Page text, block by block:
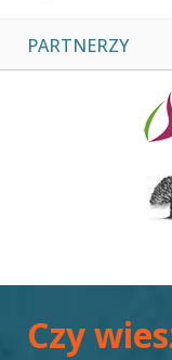
PARTNERZY
Czy